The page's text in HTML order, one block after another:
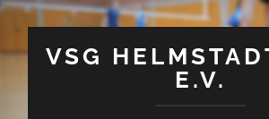
VSG
E.V.